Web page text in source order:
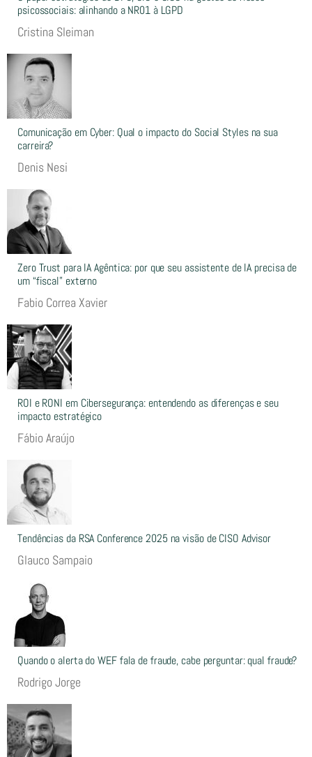
psicossociais: alinhando a NR01 à LGPD
Cristina Sleiman
Comunicação em Cyber: Qual o impacto do Social Styles na sua
carreira?
Denis Nesi
Zero Trust para IA Agêntica: por que seu assistente de IA precisa de
um “fiscal” externo
Fabio Correa Xavier
ROI e RONI em Cibersegurança: entendendo as diferenças e seu
impacto estratégico
Fábio Araújo
Tendências da RSA Conference 2025 na visão de CISO Advisor
Glauco Sampaio
Quando o alerta do WEF fala de fraude, cabe perguntar: qual fraude?
Rodrigo Jorge